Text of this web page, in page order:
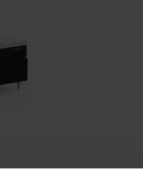
miellyttävää
luonnollisiin
shampanja
sopii niin